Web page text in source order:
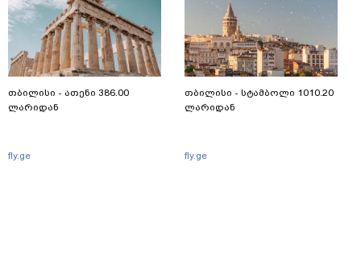
თბილისი - ათენი 386.00
ლარიდან
fly.ge
თბილისი - სტამბოლი 1010.20
ლარიდან
fly.ge